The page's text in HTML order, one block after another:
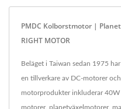
PMDC Kolborstmotor |
RIGHT MOTOR
Beläget i Taiwan sedan 1975
en tillverkare av DC-motorer
motorprodukter inkluderar
motorer, planetväxelmotorer,